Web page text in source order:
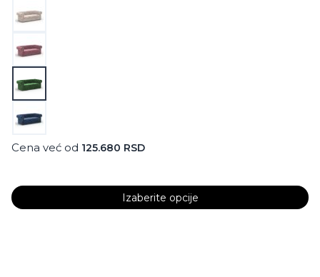
Cena već od 125.680 RSD
Izaberite opcije